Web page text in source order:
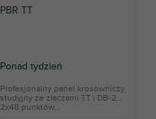
PBR TT
Ponad tydzień
Profesjonalny panel krosowniczy
studyjny ze złączami TT i DB-25.
2x48 punktów...